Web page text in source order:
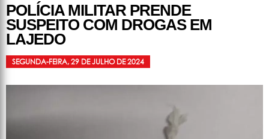
POLÍCIA MILITAR PRENDE
SUSPEITO COM DROGAS EM
LAJEDO
SEGUNDA-FEIRA, 29 DE JULHO DE 2024